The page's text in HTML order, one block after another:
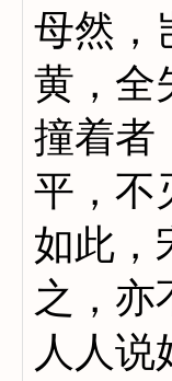
母然，
黄，全
撞着者
平，不
如此，
之，亦
人人